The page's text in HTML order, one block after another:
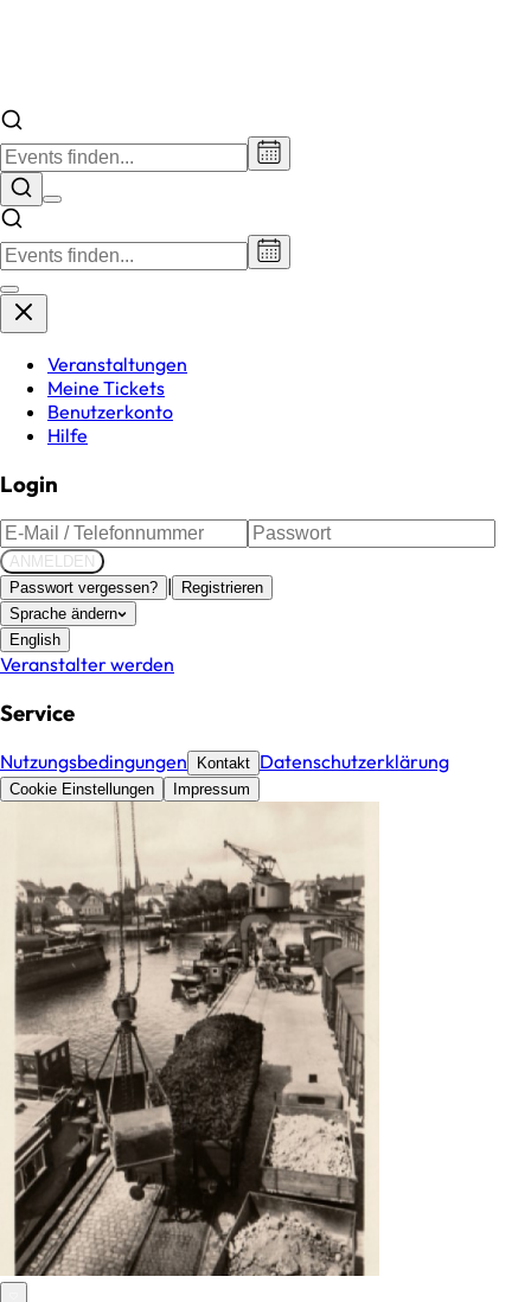
Veranstaltungen
Meine Tickets
Benutzerkonto
Hilfe
Login
ANMELDEN
Passwort vergessen? |
Registrieren
Sprache ändern
English
Veranstalter werden
Service
Nutzungsbedingungen Kontakt Datenschutzerklärung
Cookie Einstellungen Impressum